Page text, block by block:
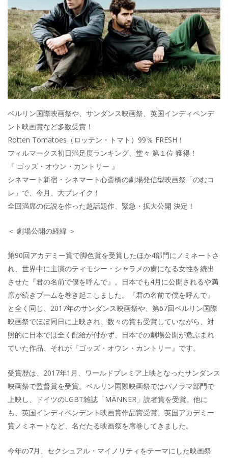
ベルリン国際映画祭や、サンダンス映画祭、英国インディペンデ
ント映画賞など多数受賞！
Rotten Tomatoes（ロッテン・トマト）99％ FRESH！
フィルマークス初日満足度ランキング、堂々 第１位 獲得！
『 ゴッズ・オウン・カントリー 』
シネマート新宿・シネマート心斎橋の劇場発信型映画祭「のむコ
レ」で、今月、大ブレイク！
全回満席の伝説を作った超話題作、緊急・拡大公開 決定！
＜ 劇場公開の経緯 ＞
第90回アカデミー賞で脚色賞を受賞したほか4部門にノミネートさ
れ、世界中に主演のティモシー・シャラメの虜になる女性を続出
させた『君の名前で僕を呼んで』。日本でも4月に公開されるや満
席が続きブームを巻き起こしました。『君の名前で僕を呼んで』
と全く同じ、2017年のサンダンス映画祭や、第67回ベルリン国際
映画祭でほぼ同日に上映され、数々の賞も受賞していながら、対
照的に日本では全く配給が付かず、日本での劇場公開が危ぶまれ
ていた作品、それが『ゴッズ・オウン・カントリー』です。
受賞歴は、2017年1月、ワールドプレミア上映となったサンダンス
映画祭で監督賞を受賞。ベルリン国際映画祭ではパノラマ部門で
上映し、ドイツのLGBT雑誌「MÄNNER」読者賞を受賞。他に
も、英国インディペンデント映画賞作品賞受賞、英国アカデミー
賞ノミネートなど、名だたる映画祭を席巻してきました。
今年の7月、セクシュアル・マイノリティをテーマにした映画祭